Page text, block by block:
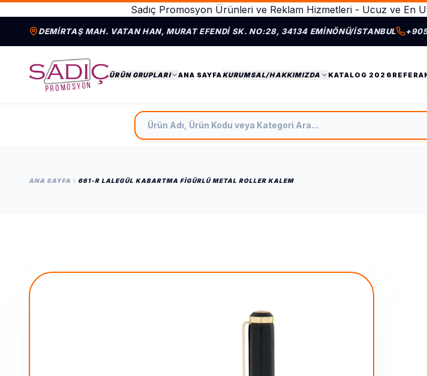
Sadıç Promosyon Ürünleri ve Reklam Hizmetleri - Ucuz ve En
DEMIRTAŞ MAH. VATAN HAN, MURAT EFENDI SK. NO:28, 34134 EMINÖNÜ/İSTANBUL
ÜRÜN GRUPLARI ANA SAYFAKURUMSAL/HAKKIMIZDA KATALOG 2026
Ürün Adı, Ürün Kodu veya Kategori Ara
ANA SAYFA 661-R LALEGÜL KABARTMA FIGÜRLÜ METAL ROLLER KALEM